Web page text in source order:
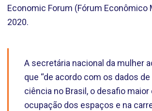
Economic Forum (Fórum Econômico
2020.
A secretária nacional da mulher
que “de acordo com os dados
ciência no Brasil, o desafio maior
ocupação dos espaços e na